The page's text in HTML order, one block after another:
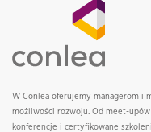
W Conlea oferujemy managerom i
możliwości rozwoju. Od meet-
konferencje i certyfikowane